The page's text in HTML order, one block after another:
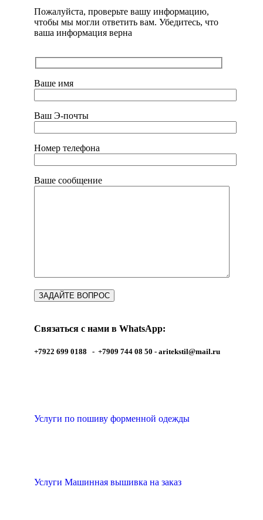
Пожалуйста, проверьте вашу информацию,
чтобы мы могли ответить вам. Убедитесь, что
ваша информация верна
Ваше имя
Ваш Э-почты
Номер телефона
Ваше сообщение
Связаться с нами в WhatsApp:
+7922 699 0188 - +7909 744 08 50 - aritekstil@mail.ru
Услуги по пошиву форменной одежды
Услуги Машинная вышивка на заказ